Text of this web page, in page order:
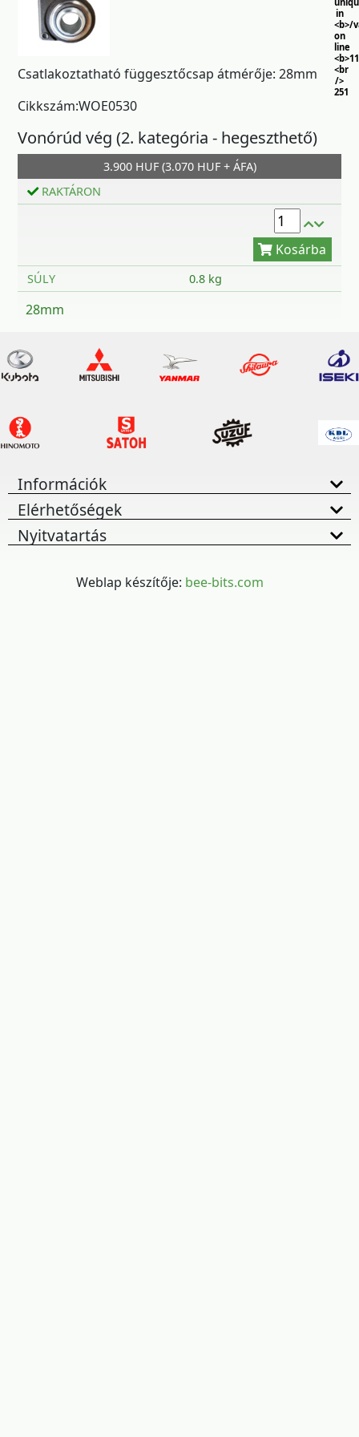
in
<b>/
on
line
<br
/>
251
Csatlakoztatható függesztőcsap átmérője: 28mm
Cikkszám:WOE0530
Vonórúd vég (2. kategória - hegeszthető)
3.900 HUF (3.070 HUF + ÁFA)
RAKTÁRON
SÚLY 0.8 kg
28mm
Információk
Elérhetőségek
Nyitvatartás
Weblap készítője: bee-bits.com